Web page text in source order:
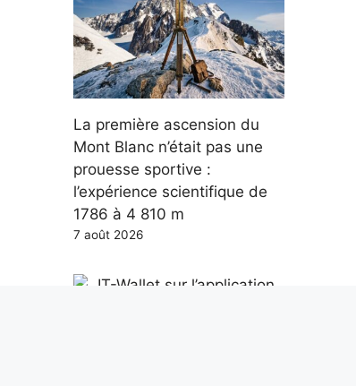
La première ascension du
Mont Blanc n’était pas une
prouesse sportive :
l’expérience scientifique de
1786 à 4 810 m
7 août 2026